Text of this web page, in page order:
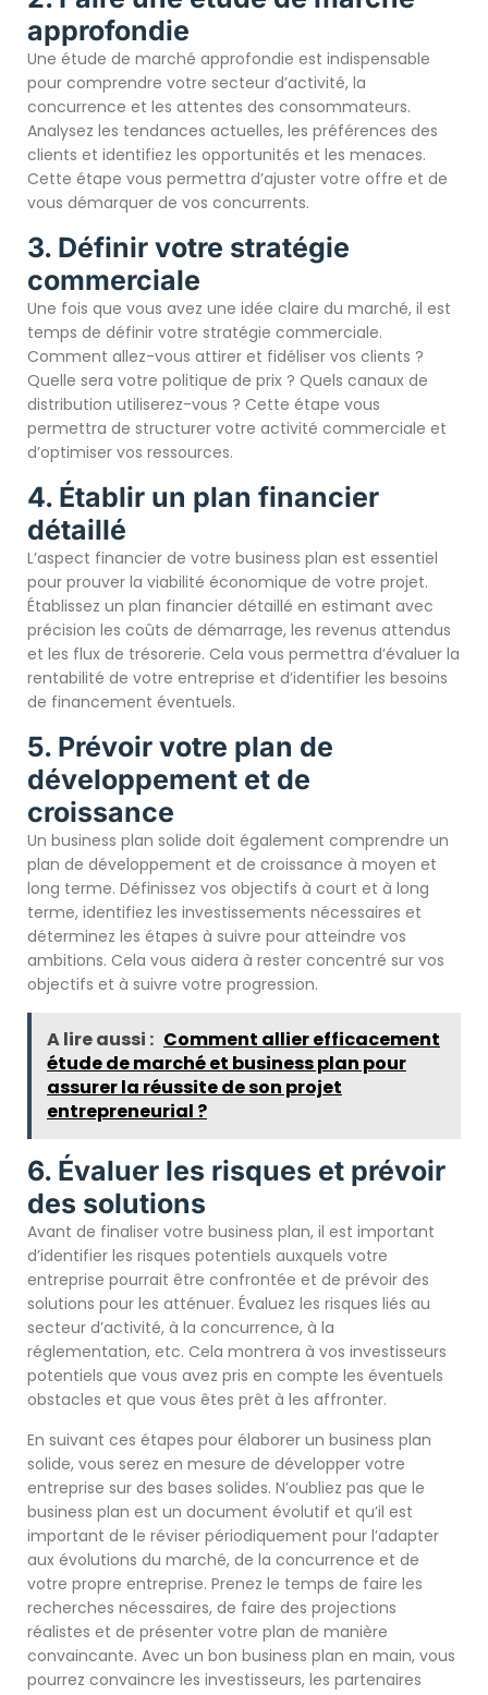
approfondie
Une étude de marché approfondie est indispensable
pour comprendre votre secteur d’activité, la
concurrence et les attentes des consommateurs.
Analysez les tendances actuelles, les préférences des
clients et identifiez les opportunités et les menaces.
Cette étape vous permettra d’ajuster votre offre et de
vous démarquer de vos concurrents.
3. Définir votre stratégie
commerciale
Une fois que vous avez une idée claire du marché, il est
temps de définir votre stratégie commerciale.
Comment allez-vous attirer et fidéliser vos clients ?
Quelle sera votre politique de prix ? Quels canaux de
distribution utiliserez-vous ? Cette étape vous
permettra de structurer votre activité commerciale et
d’optimiser vos ressources.
4. Établir un plan financier
détaillé
L’aspect financier de votre business plan est essentiel
pour prouver la viabilité économique de votre projet.
Établissez un plan financier détaillé en estimant avec
précision les coûts de démarrage, les revenus attendus
et les flux de trésorerie. Cela vous permettra d’évaluer la
rentabilité de votre entreprise et d’identifier les besoins
de financement éventuels.
5. Prévoir votre plan de
développement et de
croissance
Un business plan solide doit également comprendre un
plan de développement et de croissance à moyen et
long terme. Définissez vos objectifs à court et à long
terme, identifiez les investissements nécessaires et
déterminez les étapes à suivre pour atteindre vos
ambitions. Cela vous aidera à rester concentré sur vos
objectifs et à suivre votre progression.
A lire aussi : Comment allier efficacement
étude de marché et business plan pour
assurer la réussite de son projet
entrepreneurial ?
6. Évaluer les risques et prévoir
des solutions
Avant de finaliser votre business plan, il est important
d’identifier les risques potentiels auxquels votre
entreprise pourrait être confrontée et de prévoir des
solutions pour les atténuer. Évaluez les risques liés au
secteur d’activité, à la concurrence, à la
réglementation, etc. Cela montrera à vos investisseurs
potentiels que vous avez pris en compte les éventuels
obstacles et que vous êtes prêt à les affronter.
En suivant ces étapes pour élaborer un business plan
solide, vous serez en mesure de développer votre
entreprise sur des bases solides. N’oubliez pas que le
business plan est un document évolutif et qu’il est
important de le réviser périodiquement pour l’adapter
aux évolutions du marché, de la concurrence et de
votre propre entreprise. Prenez le temps de faire les
recherches nécessaires, de faire des projections
réalistes et de présenter votre plan de manière
convaincante. Avec un bon business plan en main, vous
pourrez convaincre les investisseurs, les partenaires